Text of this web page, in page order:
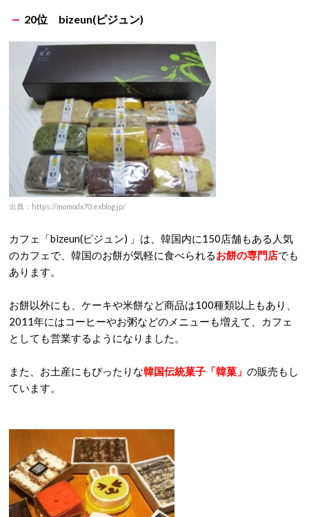
20位 bizeun(ピジュン)
出典：https://momodx70.exblog.jp/
カフェ「bizeun(ピジュン) 」は、韓国内に150店舗もある人気
のカフェで、韓国のお餅が気軽に食べられるお餅の専門店でも
あります。
お餅以外にも、ケーキや米餅など商品は100種類以上もあり、
2011年にはコーヒーやお粥などのメニューも増えて、カフェ
としても営業するようになりました。
また、お土産にもぴったりな韓国伝統菓子「韓菓」 の販売もし
ています。